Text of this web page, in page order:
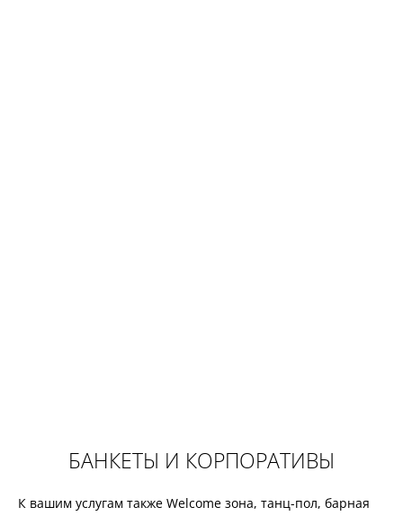
БАНКЕТЫ И КОРПОРАТИВЫ
К вашим услугам также Welcome зона, танц-пол, барная